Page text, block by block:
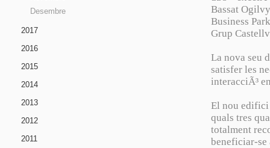
Desembre
2017
2016
2015
2014
2013
2012
2011
Bassat
Business
Grup
La nova seu
satisfer les
interacciÃ³
El nou edifici
quals tres
totalment
beneficiar-